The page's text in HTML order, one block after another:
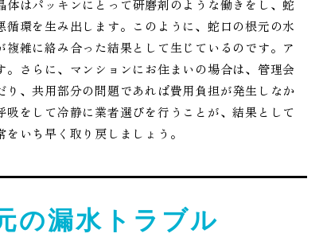
はパッキンにとって研磨剤のような働きをし、蛇
環を生み出します。このように、蛇口の根元の水
雑に絡み合った結果として生じているのです。ア
さらに、マンションにお住まいの場合は、管理会
、共用部分の問題であれば費用負担が発生しなか
をして冷静に業者選びを行うことが、結果として
いち早く取り戻しましょう。
の漏水トラブル